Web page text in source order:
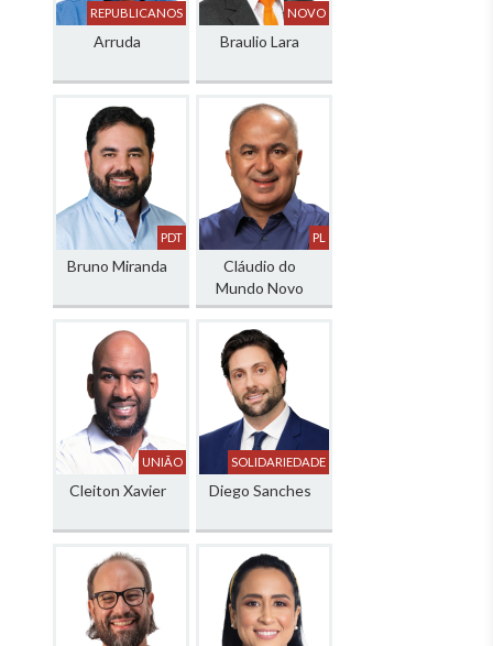
REPUBLICANOS
Arruda
NOVO
Braulio Lara
PDT
Bruno Miranda
PL
Cláudio do
Mundo Novo
UNIÃO
Cleiton Xavier
SOLIDARIEDADE
Diego Sanches